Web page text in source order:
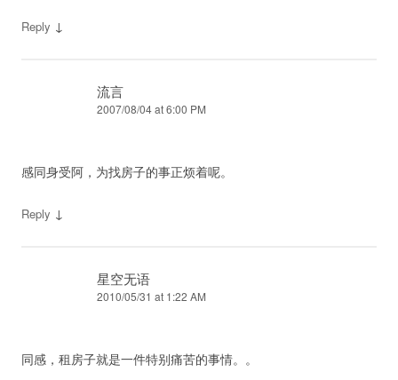
Reply ↓
流言
2007/08/04 at 6:00 PM
感同身受阿，为找房子的事正烦着呢。
Reply ↓
星空无语
2010/05/31 at 1:22 AM
同感，租房子就是一件特别痛苦的事情。。